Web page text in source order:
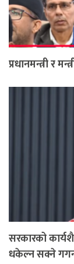
प्रधानमन्त्री र
सरकारको
धकेल्न सक्ने